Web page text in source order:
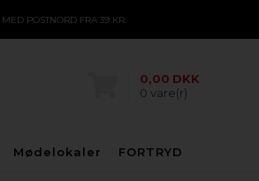
MED POSTNORD FRA 39 KR.
0,00 DKK
0 vare(r)
Mødelokaler FORTRYD